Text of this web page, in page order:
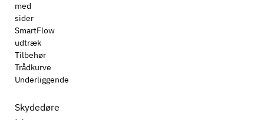
med
sider
SmartFlow
udtræk
Tilbehør
Trådkurve
Underliggende
Skydedøre